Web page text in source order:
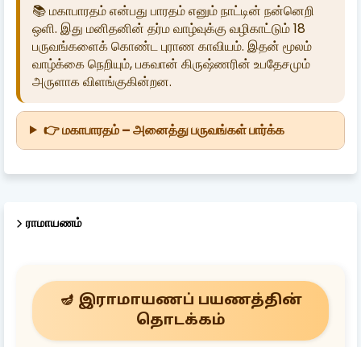
📚 மகாபாரதம் என்பது பாரதம் எனும் நாட்டின் நன்னெறி
ஒளி. இது மனிதனின் தர்ம வாழ்வுக்கு வழிகாட்டும் 18
பருவங்களைக் கொண்ட புராண காவியம். இதன் மூலம்
வாழ்க்கை நெறியும், பகவான் கிருஷ்ணரின் உபதேசமும்
அருளாக விளங்குகின்றன.
👉 மகாபாரதம் – அனைத்து பருவங்கள் பார்க்க
ராமாயணம்
🪔 இராமாயணப் பயணத்தின்
தொடக்கம்